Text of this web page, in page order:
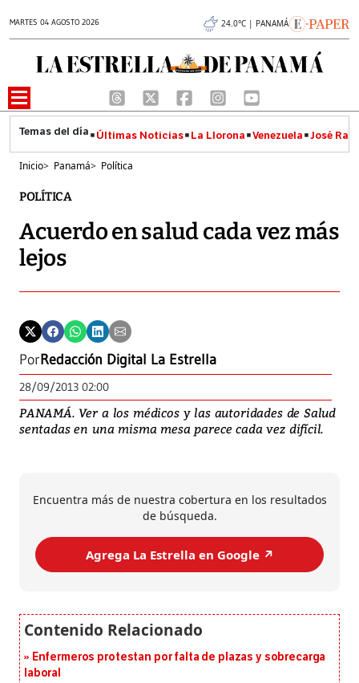
MARTES 04 AGOSTO 2026 24.0°C | PANAMÁ
Últimas Noticias La Llorona Venezuela José
Inicio> Panamá> Política
POLÍTICA
Acuerdo en salud cada vez más
lejos
PorRedacción Digital La Estrella
28/09/2013 02:00
PANAMÁ. Ver a los médicos y las autoridades de Salud
sentadas en una misma mesa parece cada vez difícil.
Encuentra más de nuestra cobertura en los resultados
de búsqueda.
Agrega La Estrella en Google ↗️
Enfermeros protestan por falta de plazas y sobrecarga
laboral